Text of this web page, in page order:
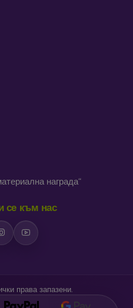
награда“
се към нас
права запазени.